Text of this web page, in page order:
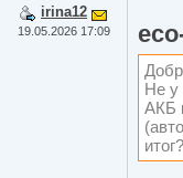
irina12
19.05.2026 17:09
Не у
АКБ
итог?